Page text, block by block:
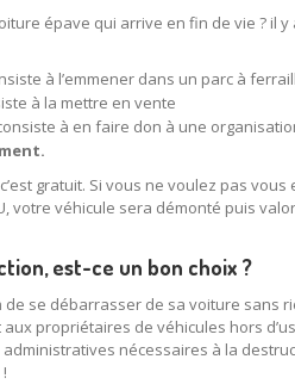
épave qui arrive en fin de vie ? il
à l’emmener dans un parc à
à la mettre en vente
à en faire don à une
gratuit. Si vous ne voulez pas
votre véhicule sera démonté puis
est-ce un bon choix ?
se débarrasser de sa voiture sans
propriétaires de véhicules hors
nécessaires à la